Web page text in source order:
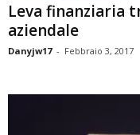
Leva finanziaria
aziendale
Danyjw17 - Febbraio 3, 2017